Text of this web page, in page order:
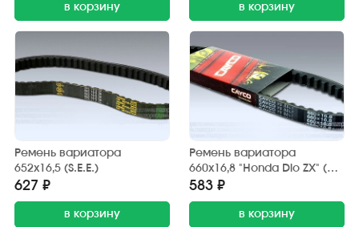
в корзину в корзину
Ремень вариатора
652х16,5 (S.E.E.)
627 ₽
в корзину
Ремень вариатора
660х16,8 "Honda Dio ZX" (дв.
AF-34E, 50 см3) CAYCO
583 ₽
в корзину